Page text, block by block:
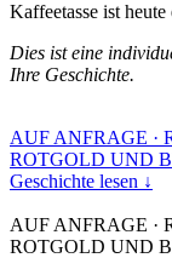
Kaffeetasse ist heute
Dies ist eine
Ihre Geschichte.
AUF ANFRAGE ·
ROTGOLD UND
Geschichte lesen ↓
AUF ANFRAGE ·
ROTGOLD UND